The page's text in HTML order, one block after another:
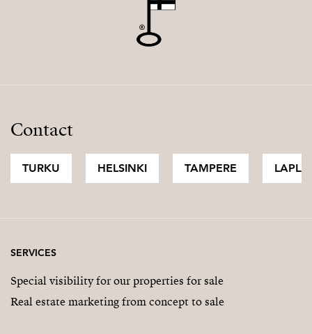
Contact
TURKU HELSINKI TAMPERE
SERVICES
Special visibility for our properties for sale
Real estate marketing from concept to sale